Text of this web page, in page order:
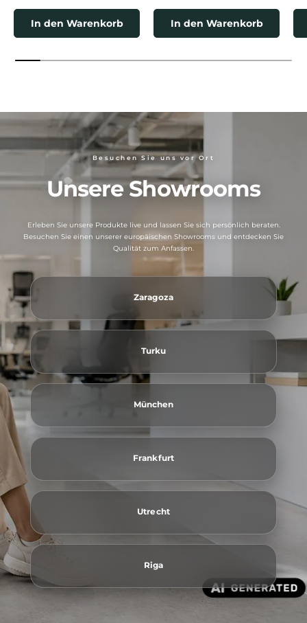
In den Warenkorb In den Warenkorb
Besuchen Sie uns vor Ort
Unsere Showrooms
Erleben Sie unsere Produkte live und lassen Sie sich persönlich beraten.
Besuchen Sie einen unserer europäischen Showrooms und entdecken Sie
Qualität zum Anfassen.
Zaragoza
Turku
München
Frankfurt
Utrecht
Riga